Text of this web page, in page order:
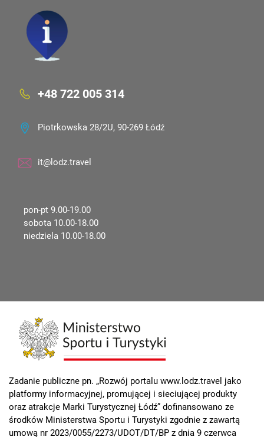
+48 722 005 314
Piotrkowska 28/2U, 90-269 Łódź
it@lodz.travel
pon-pt 9.00-19.00
sobota 10.00-18.00
niedziela 10.00-18.00
Zadanie publiczne pn. „Rozwój portalu www.lodz.travel jako
platformy informacyjnej, promującej i sieciującej produkty
oraz atrakcje Marki Turystycznej Łódź” dofinansowano ze
środków Ministerstwa Sportu i Turystyki zgodnie z zawartą
umową nr 2023/0055/2273/UDOT/DT/BP z dnia 9 czerwca